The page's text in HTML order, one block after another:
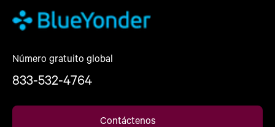
Número gratuito global
833-532-4764
Contáctenos